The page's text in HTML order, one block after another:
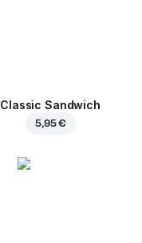
Classic Sandwich
5,95 €